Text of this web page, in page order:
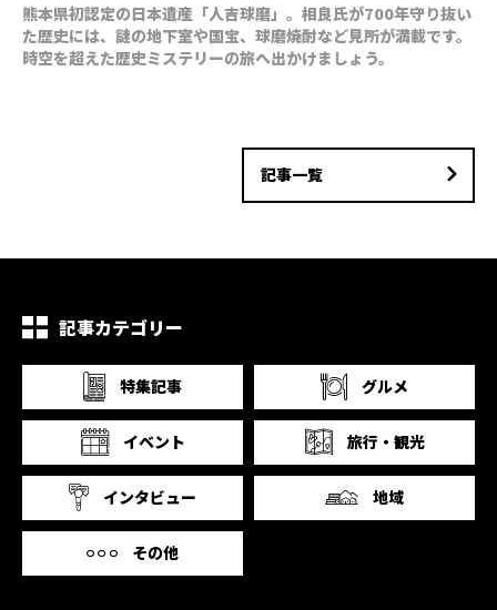
熊本県初認定の日本遺産「人吉球磨」。相良氏が700年守り抜い
た歴史には、謎の地下室や国宝、球磨焼酎など見所が満載です。
時空を超えた歴史ミステリーの旅へ出かけましょう。
記事一覧
記事カテゴリー
特集記事 グルメ
イベント 旅行・観光
インタビュー 地域
その他